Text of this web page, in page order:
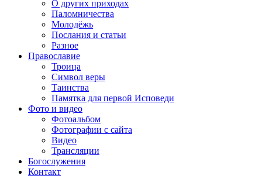
О других приходах
Паломничества
Молодёжь
Послания и статьи
Разное
Православие
Троица
Символ веры
Таинства
Памятка для первой Исповеди
Фото и видео
Фотоальбом
Фотографии с сайта
Видео
Трансляции
Богослужения
Контакт